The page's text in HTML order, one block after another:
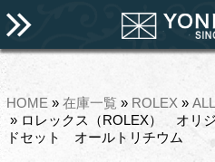
HOME » 在庫一覧 » ROLEX » ALL
» ロレックス（ROLEX） オリ
ドセット オールトリチウム